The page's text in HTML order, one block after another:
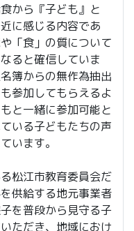
から『子ども』と
に感じる内容であ
「食」の質について
ると確信していま
簿からの無作為抽出
参加してもらえるよ
と一緒に参加可能と
いる子どもたちの声
います。
松江市教育委員会だ
供給する地元事業者
を普段から見守る子
ただき、地域におけ